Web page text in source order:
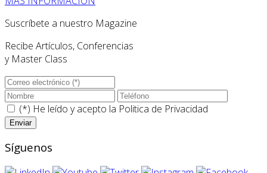
Suscríbete a nuestro Magazine
Recibe Artículos, Conferencias
y Master Class
(*) He leído y acepto la Politica de Privacidad
Síguenos